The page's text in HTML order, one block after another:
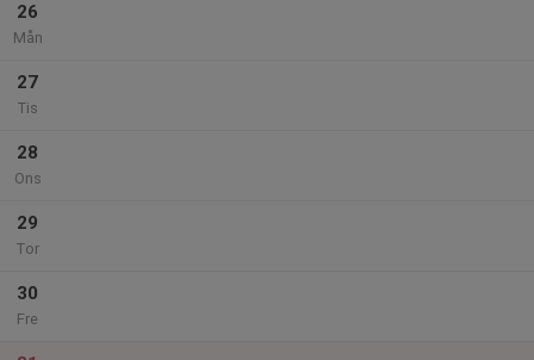
26
Mån
27
Tis
28
Ons
29
Tor
30
Fre